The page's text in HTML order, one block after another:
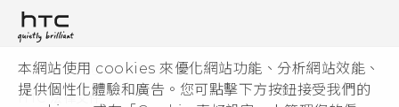
本網站使用 cookies 來優化網站功能、分析網站效能、
提供個性化體驗和廣告。您可點擊下方按鈕接受我們的
HTC Sync Manager
投資人
隱私權政策
© 2011-2026 HTC Corporation
HTC 法律文件